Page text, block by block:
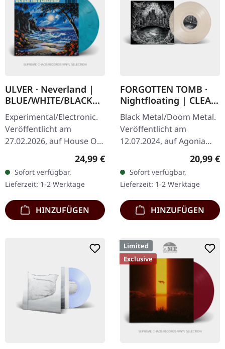
ULVER · Neverland |
BLUE/WHITE/BLACK
MARBLED LP
Experimental/Electronic.
Veröffentlicht am
27.02.2026, auf House Of
Blau/weiß/schwarzes
marmoriertes Vinyl im
Standard-Cover mit…
Regulärer Preis:
24,99 €
Sofort verfügbar,
Lieferzeit: 1-2 Werktage
HINZUFÜGEN
FORGOTTEN TOMB ·
Nightfloating | CLEAR
LP
Black Metal/Doom Metal.
Veröffentlicht am
12.07.2024, auf Agonia
Records. Clear Vinyl im
Standard-Cover. Limitiert
auf 300 Stück. Forgotten
Tomb…
20,99 €
Sofort verfügbar,
Lieferzeit: 1-2 Werktage
HINZUFÜGEN
Limited
Exclusive